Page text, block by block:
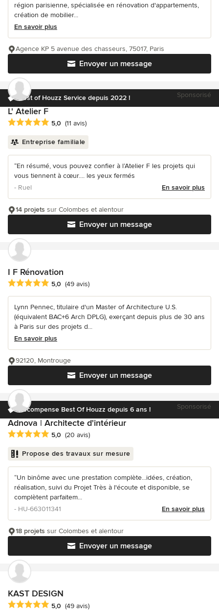
région parisienne, spécialisée en rénovation d'appartements,
création de mobilier...
En savoir plus
Envoyer un message
Agence KP 5 avenue des chasseurs, 75017, Paris
Best of Houzz Service depuis 2022 ! Sponsorisé
L' Atelier F
Note moyenne : 5 étoiles sur 5
5,0 (11 avis)
Entreprise familiale
“En résumé, vous pouvez confier à l’Atelier F les projets qui
vous tiennent à cœur.... les yeux fermés
- Ruel
En savoir plus
Envoyer un message
14 projets sur Colombes et alentour
I F Rénovation
Note moyenne : 5 étoiles sur 5
5,0 (49 avis)
Lynn Pennec, titulaire d'un Master of Architecture U.S.
(équivalent BAC+6 Arch DPLG), exerçant depuis plus de 30 ans
à Paris sur des projets d...
En savoir plus
Envoyer un message
92120, Montrouge
Récompense Best Of Houzz depuis 6 ans ! Sponsorisé
Adnova | Architecte d'intérieur
Note moyenne : 5 étoiles sur 5
5,0 (20 avis)
Propose des travaux sur mesure
“Un binôme avec une prestation complète...idées, création,
réalisation, suivi du Projet Très à l'écoute et disponible, se
complètent parfaitem...
- HU-663011341
En savoir plus
Envoyer un message
18 projets sur Colombes et alentour
KAST DESIGN
Note moyenne : 5 étoiles sur 5
5,0 (49 avis)